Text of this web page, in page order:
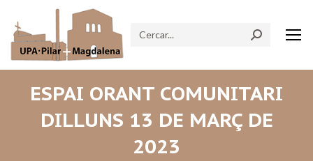
Search:
ESPAI ORANT COMUNITARI
DILLUNS 13 DE MARÇ DE
2023